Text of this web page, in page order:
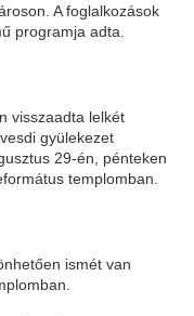
A foglalkozások
programja adta.
visszaadta lelkét
gyülekezet
29-én, pénteken
templomban.
ismét van